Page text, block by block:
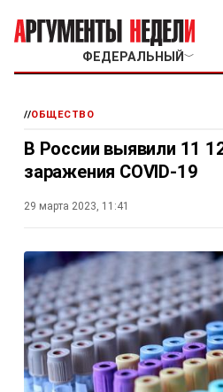
ФЕДЕРАЛЬНЫЙ ﹀
//ОБЩЕСТВО
В России выявили 11
заражения COVID-19
29 марта 2023, 11:41